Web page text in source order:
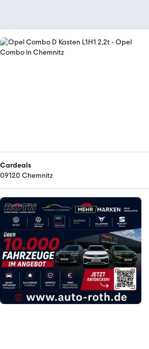
Cardeals
09120 Chemnitz